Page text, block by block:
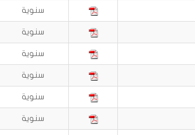
سنوية
سنوية
سنوية
سنوية
سنوية
سنوية